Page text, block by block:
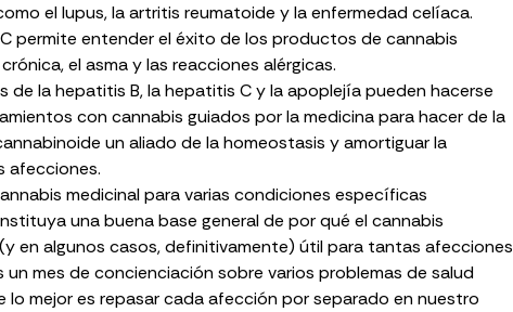
el lupus, la artritis reumatoide y la enfermedad celíaca.
permite entender el éxito de los productos de cannabis
el asma y las reacciones alérgicas.
de lahepatitis B, lahepatitis Cy la apoplejía pueden hacerse
con cannabis guiados por la medicina para hacer de la
un aliado de la homeostasis y amortiguar la
afecciones.
medicinal para varias condiciones específicas
una buena base general de por qué el cannabis
en algunos casos, definitivamente) útil para tantas afecciones
un mes de concienciación sobre varios problemas de salud
lo mejor es repasar cada afección por separado en nuestro